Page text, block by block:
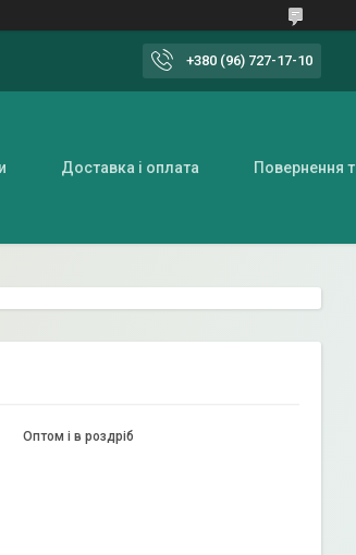
+380 (96) 727-17-10
Доставка і оплата Повернення
Оптом і в роздріб